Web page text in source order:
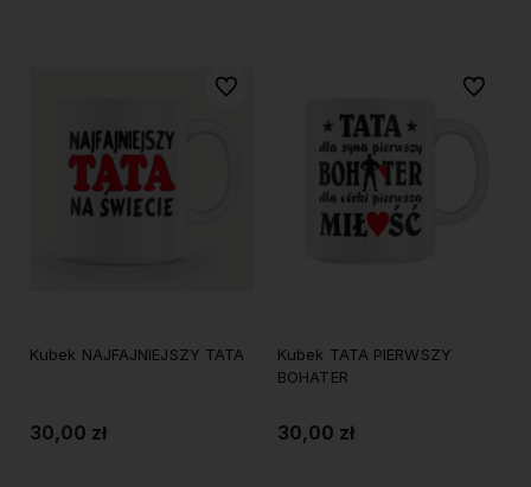
Kubek NAJFAJNIEJSZY TATA
30,00 zł
Do ulubionych
Kubek TATA PIERWSZY
BOHATER
30,00 zł
Do